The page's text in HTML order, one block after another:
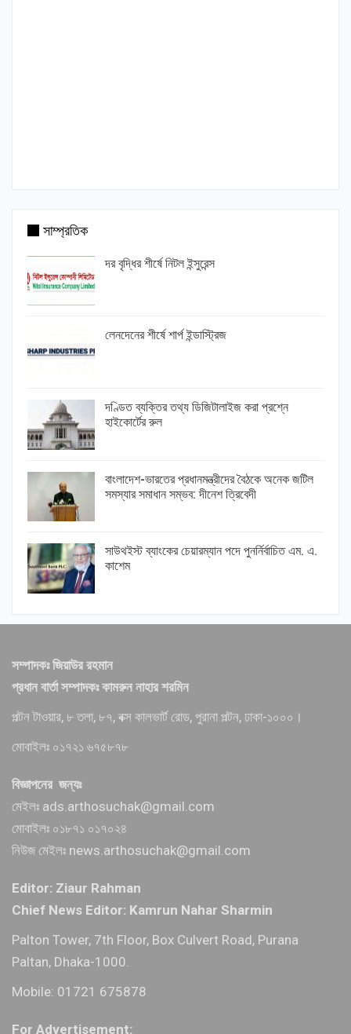
সাম্প্রতিক
দর বৃদ্ধির শীর্ষে নিটল ইন্সুরেন্স
লেনদেনের শীর্ষে শার্প ইন্ডাস্ট্রিজ
দণ্ডিত ব্যক্তির তথ্য ডিজিটালাইজ করা প্রশ্নে
হাইকোর্টের রুল
বাংলাদেশ-ভারতের প্রধানমন্ত্রীদের বৈঠকে অনেক জটিল
সমস্যার সমাধান সম্ভব: দীনেশ ত্রিবেদী
সাউথইস্ট ব্যাংকের চেয়ারম্যান পদে পুনর্নির্বাচিত এম. এ.
কাশেম
সম্পাদকঃ জিয়াউর রহমান
প্রধান বার্তা সম্পাদকঃ কামরুন নাহার শরমিন
পল্টন টাওয়ার, ৮ তলা, ৮৭, বক্স কালভার্ট রোড, পুরানা পল্টন, ঢাকা-১০০০।
মোবাইলঃ ০১৭২১ ৬৭৫৮৭৮
বিজ্ঞাপনের জন্যঃ
মেইলঃ ads.arthosuchak@gmail.com
মোবাইলঃ ০১৮৭১ ০১৭০২৪
নিউজ মেইলঃ news.arthosuchak@gmail.com
Editor: Ziaur Rahman
Chief News Editor: Kamrun Nahar Sharmin
Palton Tower, 7th Floor, Box Culvert Road, Purana
Paltan, Dhaka-1000.
Mobile: 01721 675878
For Advertisement: